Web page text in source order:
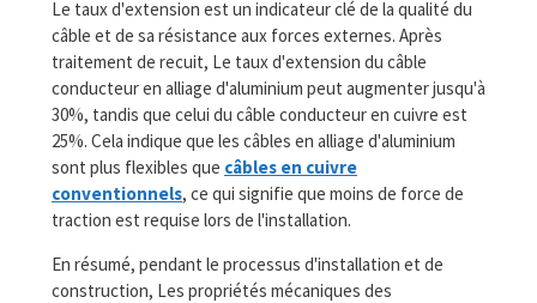
Le taux d'extension est un indicateur clé de la qualité du
câble et de sa résistance aux forces externes. Après
traitement de recuit, Le taux d'extension du câble
conducteur en alliage d'aluminium peut augmenter jusqu'à
30%, tandis que celui du câble conducteur en cuivre est
25%. Cela indique que les câbles en alliage d'aluminium
sont plus flexibles que câbles en cuivre
conventionnels, ce qui signifie que moins de force de
traction est requise lors de l'installation.
En résumé, pendant le processus d'installation et de
construction, Les propriétés mécaniques des